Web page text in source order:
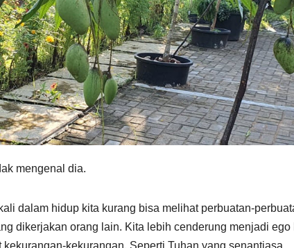
mengenal dia.
dalam hidup kita kurang bisa melihat perbuatan-
dikerjakan orang lain. Kita lebih cenderung menjadi ego
kekurangan-kekurangan. Seperti Tuhan yang senantiasa